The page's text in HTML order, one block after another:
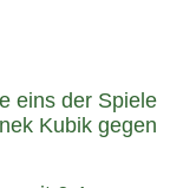
eins der Spiele
Kubik gegen